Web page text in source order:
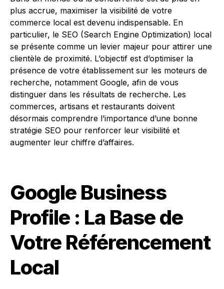
plus accrue, maximiser la visibilité de votre
commerce local est devenu indispensable. En
particulier, le SEO (Search Engine Optimization) local
se présente comme un levier majeur pour attirer une
clientèle de proximité. L’objectif est d’optimiser la
présence de votre établissement sur les moteurs de
recherche, notamment Google, afin de vous
distinguer dans les résultats de recherche. Les
commerces, artisans et restaurants doivent
désormais comprendre l’importance d’une bonne
stratégie SEO pour renforcer leur visibilité et
augmenter leur chiffre d’affaires.
Google Business
Profile : La Base de
Votre Référencement
Local